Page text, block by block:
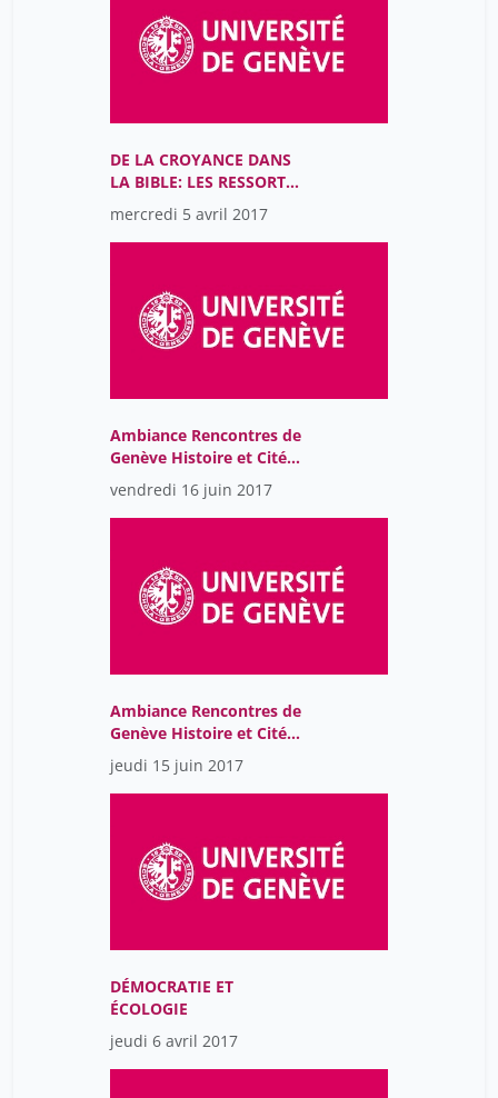
DE LA CROYANCE DANS
LA BIBLE: LES RESSORTS
DU DISCOURS
PROPHÉTIQUE
mercredi 5 avril 2017
Ambiance Rencontres de
Genève Histoire et Cité
2017
vendredi 16 juin 2017
Ambiance Rencontres de
Genève Histoire et Cité
2017
jeudi 15 juin 2017
DÉMOCRATIE ET
ÉCOLOGIE
jeudi 6 avril 2017